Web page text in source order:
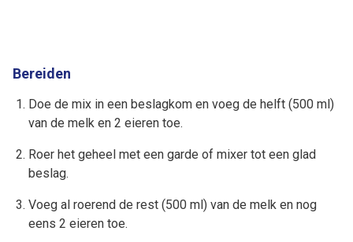
Bereiden
Doe de mix in een beslagkom en voeg de helft (500 ml)
van de melk en 2 eieren toe.
Roer het geheel met een garde of mixer tot een glad
beslag.
Voeg al roerend de rest (500 ml) van de melk en nog
eens 2 eieren toe.